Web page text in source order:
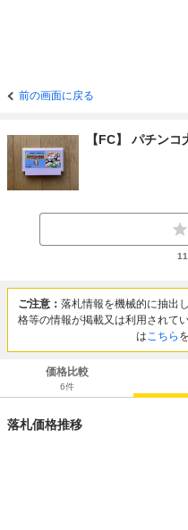
前の画面に戻る
【FC】 パチンコ
11
ご注意： 落札情報を機械的に抽出
格等の情報が掲載又は利用されて
はこちら
価格比較
6件
落札価格推移